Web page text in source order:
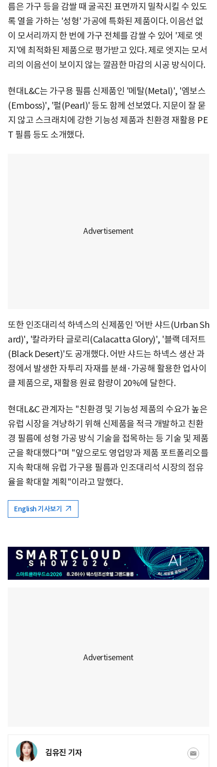
름은 가구 등을 감쌀 때 굴곡진 표면까지 밀착시킬 수 있도
록 열을 가하는 '성형' 가공에 특화된 제품이다. 이음선 없
이 모서리까지 한 번에 가구 전체를 감쌀 수 있어 '제로 엣
지'에 최적화된 제품으로 평가받고 있다. 제로 엣지는 모서
리의 이음선이 보이지 않는 깔끔한 마감의 시공 방식이다.
현대L&C는 가구용 필름 신제품인 '메탈(Metal)', '엠보스
(Emboss)', '펄(Pearl)' 등도 함께 선보였다. 지문이 잘 묻
지 않고 스크래치에 강한 기능성 제품과 친환경 재활용 PE
T 필름 등도 소개했다.
또한 인조대리석 하넥스의 신제품인 '어반 샤드(Urban Sh
ard)', '칼라카타 글로리(Calacatta Glory)', '블랙 데저트
(Black Desert)'도 공개했다. 어반 샤드는 하넥스 생산 과
정에서 발생한 자투리 자재를 분쇄·가공해 활용한 업사이
클 제품으로, 재활용 원료 함량이 20%에 달한다.
현대L&C 관계자는 "친환경 및 기능성 제품의 수요가 높은
유럽 시장을 겨냥하기 위해 신제품을 적극 개발하고 친환
경 필름에 성형 가공 방식 기술을 접목하는 등 기술 및 제품
군을 확대했다"며 "앞으로도 영업망과 제품 포트폴리오를
지속 확대해 유럽 가구용 필름과 인조대리석 시장의 점유
율을 확대할 계획"이라고 말했다.
English 기사보기
김유진 기자